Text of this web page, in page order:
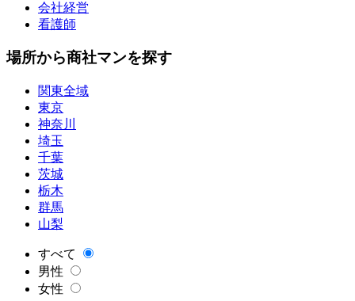
会社経営
看護師
場所から商社マンを探す
関東全域
東京
神奈川
埼玉
千葉
茨城
栃木
群馬
山梨
すべて
男性
女性